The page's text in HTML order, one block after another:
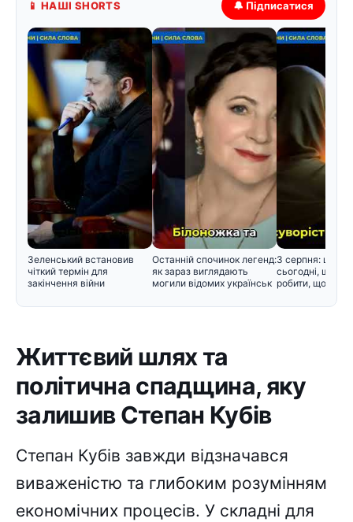
📱 НАШІ SHORTS 🔔 Підписатися
Зеленський встановив
чіткий термін для
закінчення війни
Останній спочинок легенд:
як зараз виглядають
могили відомих українськ
3 серпня:
сьогодні, що
робити, щоб не
Життєвий шлях та
політична спадщина, яку
залишив Степан Кубів
Степан Кубів завжди відзначався
виваженістю та глибоким розумінням
економічних процесів. У складні для